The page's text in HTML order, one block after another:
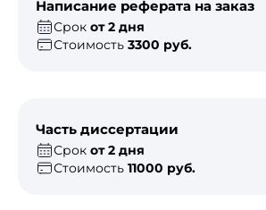
Написание реферата на заказ
Срок от 2 дня
Стоимость 3300 руб.
Часть диссертации
Срок от 2 дня
Стоимость 11000 руб.